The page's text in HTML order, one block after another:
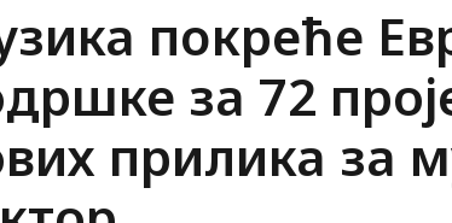
пoкреће
за 72
прилика за